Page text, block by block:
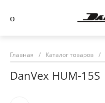
Главная / Каталог товаров /
DanVex HUM-15S